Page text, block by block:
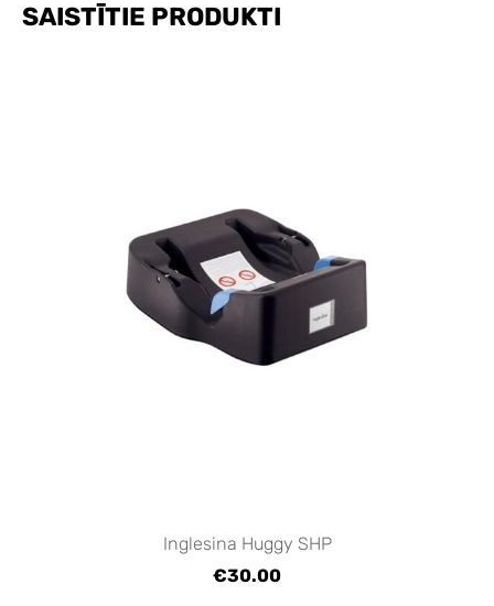
SAISTĪTIE PRODUKTI
Inglesina Huggy SHP
€30.00